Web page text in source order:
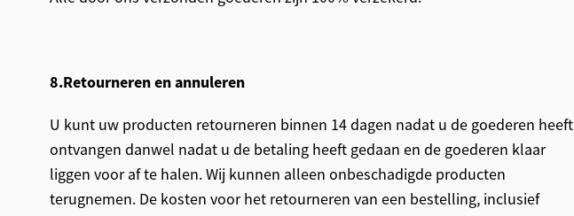
8.Retourneren en annuleren
U kunt uw producten retourneren binnen 14 dagen nadat u de goederen heeft
ontvangen danwel nadat u de betaling heeft gedaan en de goederen klaar
liggen voor af te halen. Wij kunnen alleen onbeschadigde producten
terugnemen. De kosten voor het retourneren van een bestelling, inclusief